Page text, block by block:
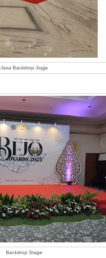
Jasa Backdrop Jogja
Backdrop Stage